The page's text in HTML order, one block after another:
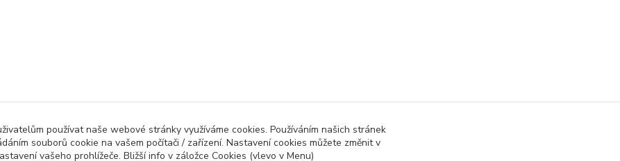
používat naše webové stránky využíváme cookies. Používáním našich stránek
souborů cookie na vašem počítači / zařízení. Nastavení cookies můžete změnit v
vašeho prohlížeče. Bližší info v záložce Cookies (vlevo v Menu)